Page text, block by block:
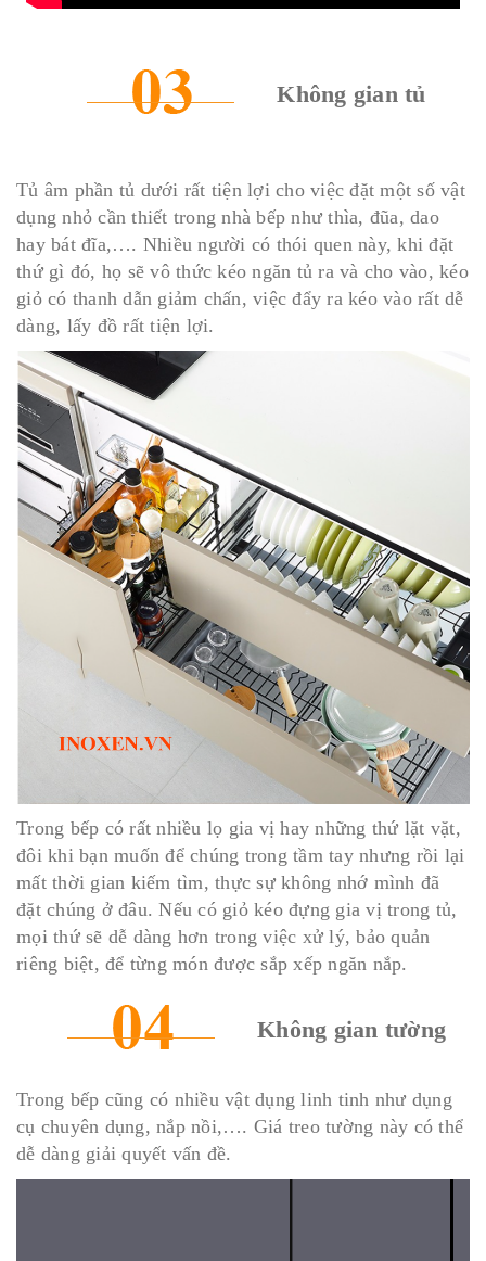
Không gian tủ
Tủ âm phần tủ dưới rất tiện lợi cho việc đặt một số vật
dụng nhỏ cần thiết trong nhà bếp như thìa, đũa, dao
hay bát đĩa,…. Nhiều người có thói quen này, khi đặt
thứ gì đó, họ sẽ vô thức kéo ngăn tủ ra và cho vào, kéo
giỏ có thanh dẫn giảm chấn, việc đẩy ra kéo vào rất dễ
dàng, lấy đồ rất tiện lợi.
Trong bếp có rất nhiều lọ gia vị hay những thứ lặt vặt,
đôi khi bạn muốn để chúng trong tầm tay nhưng rồi lại
mất thời gian kiếm tìm, thực sự không nhớ mình đã
đặt chúng ở đâu. Nếu có giỏ kéo đựng gia vị trong tủ,
mọi thứ sẽ dễ dàng hơn trong việc xử lý, bảo quản
riêng biệt, để từng món được sắp xếp ngăn nắp.
Không gian tường
Trong bếp cũng có nhiều vật dụng linh tinh như dụng
cụ chuyên dụng, nắp nồi,…. Giá treo tường này có thể
dễ dàng giải quyết vấn đề.